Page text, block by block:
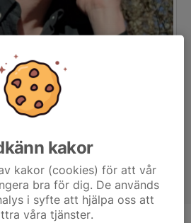
kakor
kakor (cookies) för att vår
bra för dig. De används
i syfte att hjälpa oss att
våra tjänster.